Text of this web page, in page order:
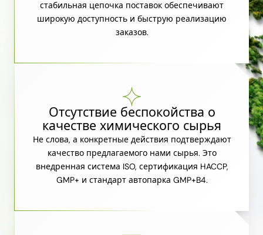
стабильная цепочка поставок обеспечивают
широкую доступность и быструю реализацию
заказов.
Отсутствие беспокойства о
качестве химического сырья
Не слова, а конкретные действия подтверждают
качество предлагаемого нами сырья. Это
внедренная система ISO, сертификация HACCP,
GMP+ и стандарт автопарка GMP+B4.